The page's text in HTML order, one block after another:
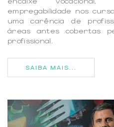
empregabilidade nos
uma carência de
áreas antes cobertas
profissional.
SAIBA MAIS...